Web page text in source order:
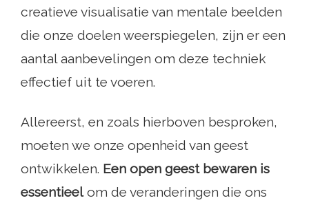
creatieve visualisatie van mentale beelden
die onze doelen weerspiegelen, zijn er een
aantal aanbevelingen om deze techniek
effectief uit te voeren.
Allereerst, en zoals hierboven besproken,
moeten we onze openheid van geest
ontwikkelen. Een open geest bewaren is
essentieelom de veranderingen die ons